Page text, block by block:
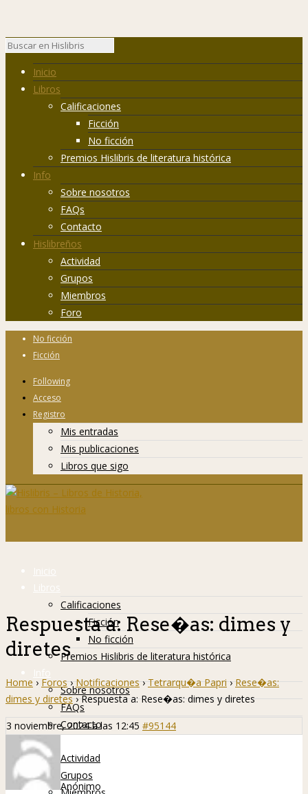
Inicio
Libros
Calificaciones
Ficción
No ficción
Premios Hislibris de literatura histórica
Info
Sobre nosotros
FAQs
Contacto
Hislibreños
Actividad
Grupos
Miembros
Foro
No ficción
Ficción
Following
Acceso
Registro
Mis entradas
Mis publicaciones
Libros que sigo
Inicio
Libros
Calificaciones
Ficción
No ficción
Premios Hislibris de literatura histórica
Info
Sobre nosotros
FAQs
Contacto
Hislibreños
Actividad
Grupos
Respuesta a: Rese�as: dimes y
diretes
Home › Foros › Notificaciones › Tetrarqu�a Papri › Rese�as:
dimes y diretes › Respuesta a: Rese�as: dimes y diretes
3 noviembre, 2024 a las 12:45 #95144
Anónimo